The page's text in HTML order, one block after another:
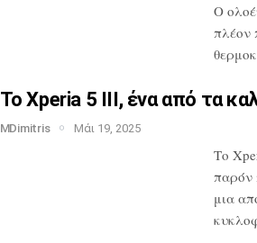
O
πλέον
Το Xperia 5 III, ένα από τα
MDimitris Μάι 19, 2025
Το
παρόν
μια